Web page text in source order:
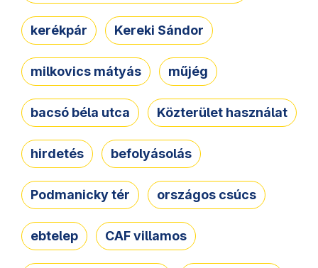
kerékpár Kereki Sándor
milkovics mátyás műjég
bacsó béla utca Közterület használat
hirdetés befolyásolás
Podmanicky tér országos csúcs
ebtelep CAF villamos